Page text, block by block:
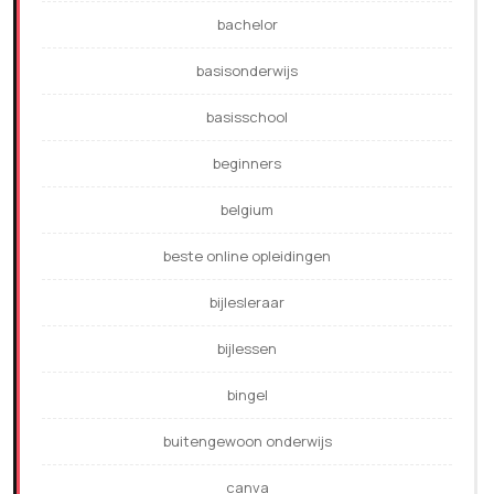
bachelor
basisonderwijs
basisschool
beginners
belgium
beste online opleidingen
bijlesleraar
bijlessen
bingel
buitengewoon onderwijs
canva